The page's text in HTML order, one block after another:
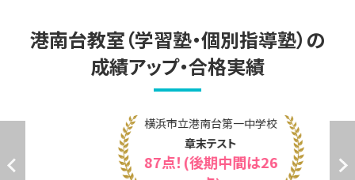
本郷台小学校
日野南小学校
港南台教室（学習塾・個別指導塾）の
成績アップ・合格実績
横浜市立港南台第一中学校
章末テスト
87点！(後期中間は26